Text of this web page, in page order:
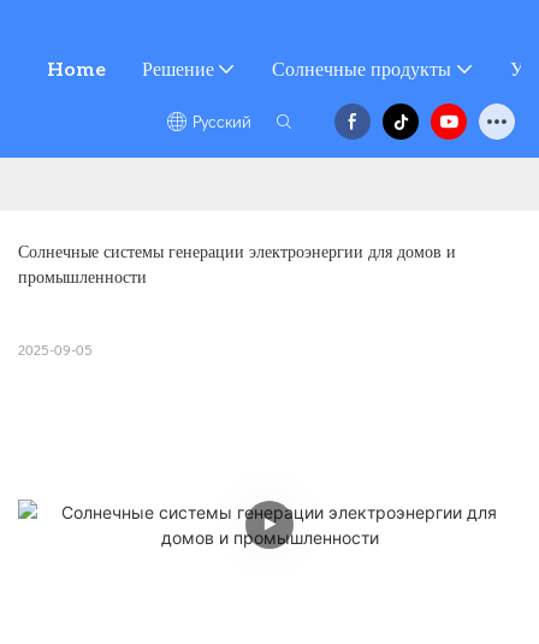
Home Решение Солнечные продукты
Pусский
Солнечные системы генерации электроэнергии для домов и
промышленности
2025-09-05